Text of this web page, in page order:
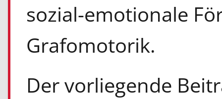
sozial-emotionale
Grafomotorik.
Der vorliegende